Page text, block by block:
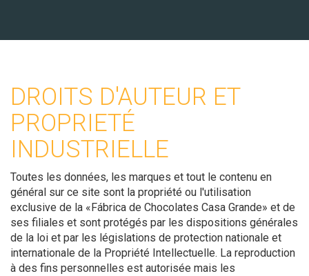
DROITS D'AUTEUR ET
PROPRIETÉ
INDUSTRIELLE
Toutes les données, les marques et tout le contenu en
général sur ce site sont la propriété ou l'utilisation
exclusive de la «Fábrica de Chocolates Casa Grande» et de
ses filiales et sont protégés par les dispositions générales
de la loi et par les législations de protection nationale et
internationale de la Propriété Intellectuelle. La reproduction
à des fins personnelles est autorisée mais les